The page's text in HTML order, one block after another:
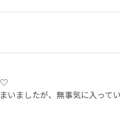
♡
いましたが、無事気に入って